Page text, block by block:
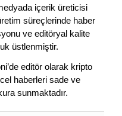
içerik üreticisi
süreçlerinde haber
ve editöryal kalite
üstlenmiştir.
editör olarak kripto
haberleri sade ve
sunmaktadır.